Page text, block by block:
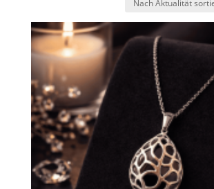
sortiert